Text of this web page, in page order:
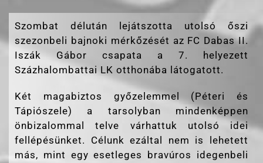
Szombat délután lejátszotta utolsó őszi
szezonbeli bajnoki mérkőzését az FC Dabas II.
Iszák Gábor csapata a 7. helyezett
Százhalombattai LK otthonába látogatott.
Két magabiztos győzelemmel (Péteri és
Tápiószele) a tarsolyban mindenképpen
önbizalommal telve várhattuk utolsó idei
fellépésünket. Célunk ezáltal nem is lehetett
más, mint egy esetleges bravúros idegenbeli